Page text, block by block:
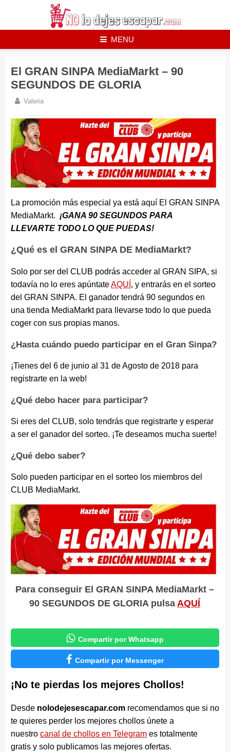
MENU
El GRAN SINPA MediaMarkt – 90
SEGUNDOS DE GLORIA
Valeria
La promoción más especial ya está aquí El GRAN SINPA
MediaMarkt. ¡GANA 90 SEGUNDOS PARA
LLEVARTE TODO LO QUE PUEDAS!
¿Qué es el GRAN SINPA DE MediaMarkt?
Solo por ser del CLUB podrás acceder al GRAN SIPA, si
todavía no lo eres apúntateAQUÍ , y entrarás en el sorteo
del GRAN SINPA. El ganador tendrá 90 segundos en
una tienda MediaMarkt para llevarse todo lo que pueda
coger con sus propias manos.
¿Hasta cuándo puedo participar en el Gran Sinpa?
¡Tienes del 6 de junio al 31 de Agosto de 2018 para
registrarte en la web!
¿Qué debo hacer para participar?
Si eres del CLUB, solo tendrás que registrarte y esperar
a ser el ganador del sorteo. ¡Te deseamos mucha suerte!
¿Qué debo saber?
Solo pueden participar en el sorteo los miembros del
CLUB MediaMarkt.
Para conseguir El GRAN SINPA MediaMarkt –
90 SEGUNDOS DE GLORIA pulsa AQUÍ
 Compartir por Whatsapp
 Compartir por Messenger
¡No te pierdas los mejores Chollos!
Desde nolodejesescapar.comrecomendamos que si no
te quieres perder los mejores chollos únete a
nuestro canal de chollos en Telegrames totalmente
gratis y solo publicamos las mejores ofertas.